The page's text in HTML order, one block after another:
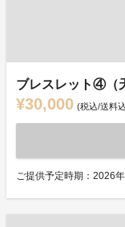
ブレスレット④（
¥30,000 (税込/送料
ご提供予定時期：2026年